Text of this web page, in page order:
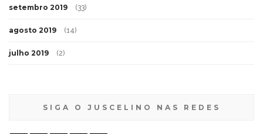
setembro 2019 (33)
agosto 2019 (14)
julho 2019 (2)
SIGA O JUSCELINO NAS REDES